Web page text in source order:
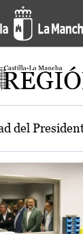
región
del